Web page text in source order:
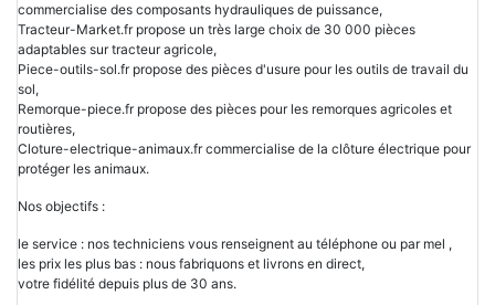
commercialise des composants hydrauliques de puissance,
Tracteur-Market.fr propose un très large choix de 30 000 pièces
adaptables sur tracteur agricole,
Piece-outils-sol.fr propose des pièces d'usure pour les outils de travail du
sol,
Remorque-piece.fr propose des pièces pour les remorques agricoles et
routières,
Cloture-electrique-animaux.fr commercialise de la clôture électrique pour
protéger les animaux.
Nos objectifs :
le service : nos techniciens vous renseignent au téléphone ou par mel ,
les prix les plus bas : nous fabriquons et livrons en direct,
votre fidélité depuis plus de 30 ans.